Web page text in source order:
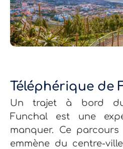
Téléphérique de
Un trajet à bord
Funchal est une
manquer. Ce
emmène du centre-